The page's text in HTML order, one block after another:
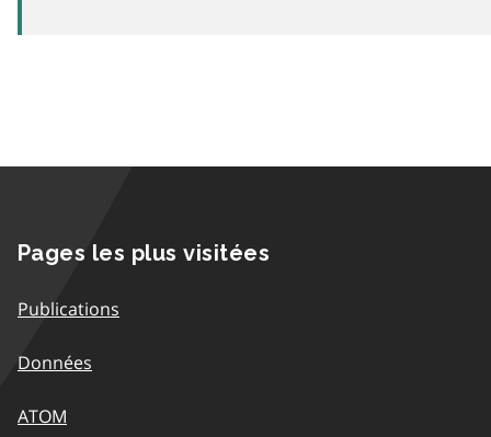
Pages les plus visitées
Publications
Données
ATOM